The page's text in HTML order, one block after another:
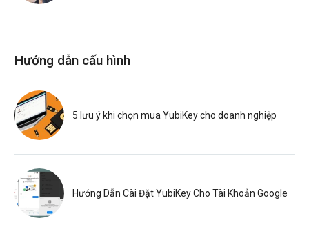
Hướng dẫn cấu hình
5 lưu ý khi chọn mua YubiKey cho doanh nghiệp
Hướng Dẫn Cài Đặt YubiKey Cho Tài Khoản Google